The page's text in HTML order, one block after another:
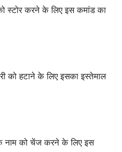
स्टोर करने के लिए इस कमांड का
को हटाने के लिए इसका इस्तेमाल
नाम को चेंज करने के लिए इस